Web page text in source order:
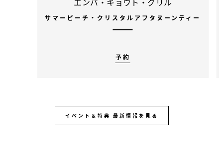
サマーピーチ・クリスタルアフタヌーンティー
予約
イベント＆特典 最新情報を見る